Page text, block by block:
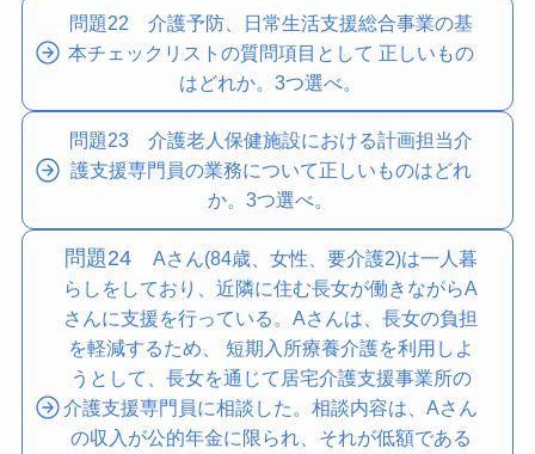
問題22 介護予防、日常生活支援総合事業の基
本チェックリストの質問項目として 正しいもの
はどれか。3つ選べ。
問題23 介護老人保健施設における計画担当介
護支援専門員の業務について正しいものはどれ
か。3つ選べ。
問題24 Aさん(84歳、女性、要介護2)は一人暮
らしをしており、近隣に住む長女が働きながらA
さんに支援を行っている。Aさんは、長女の負担
を軽減するため、 短期入所療養介護を利用しよ
うとして、長女を通じて居宅介護支援事業所の
介護支援専門員に相談した。相談内容は、Aさん
の収入が公的年金に限られ、それが低額である